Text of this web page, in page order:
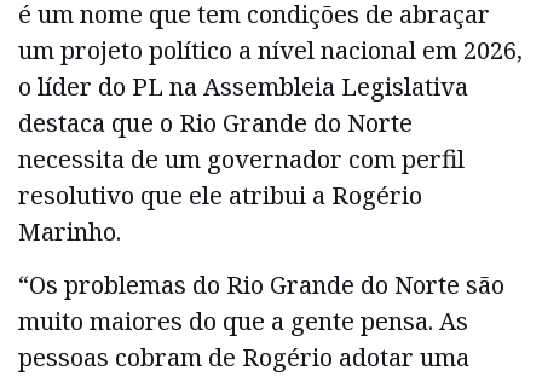
é um nome que tem condições de abraçar
um projeto político a nível nacional em 2026,
o líder do PL na Assembleia Legislativa
destaca que o Rio Grande do Norte
necessita de um governador com perfil
resolutivo que ele atribui a Rogério
Marinho.
“Os problemas do Rio Grande do Norte são
muito maiores do que a gente pensa. As
pessoas cobram de Rogério adotar uma